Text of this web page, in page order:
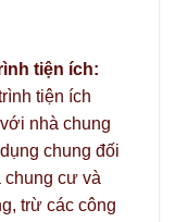
tiện ích:
tiện ích
nhà chung
chung đối
cư và
trừ các công